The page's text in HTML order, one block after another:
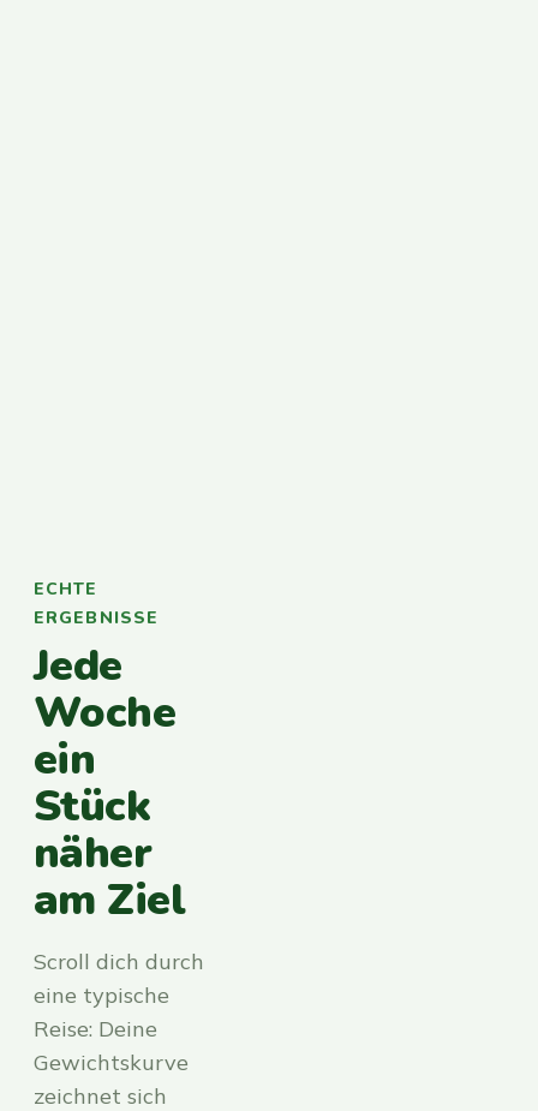
ECHTE
ERGEBNISSE
Jede
Woche
ein
Stück
näher
am Ziel
Scroll dich durch
eine typische
Reise: Deine
Gewichtskurve
zeichnet sich